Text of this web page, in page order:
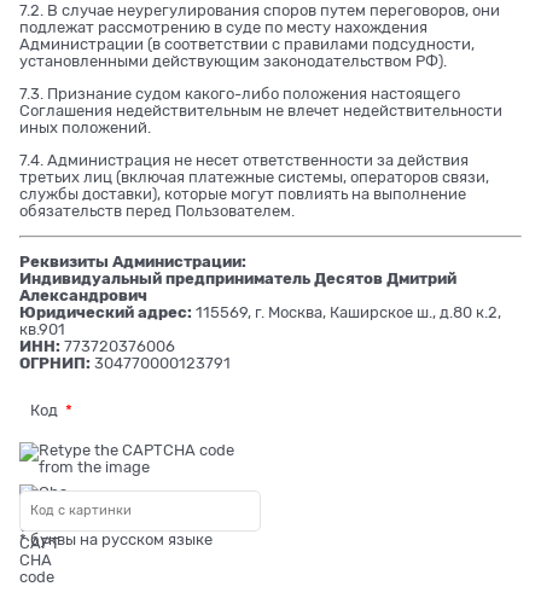
7.2. В случае неурегулирования споров путем переговоров, они
подлежат рассмотрению в суде по месту нахождения
Администрации (в соответствии с правилами подсудности,
установленными действующим законодательством РФ).
7.3. Признание судом какого-либо положения настоящего
Соглашения недействительным не влечет недействительности
иных положений.
7.4. Администрация не несет ответственности за действия
третьих лиц (включая платежные системы, операторов связи,
службы доставки), которые могут повлиять на выполнение
обязательств перед Пользователем.
Реквизиты Администрации:
Индивидуальный предприниматель Десятов Дмитрий
Александрович
Юридический адрес: 115569, г. Москва, Каширское ш., д.80 к.2,
кв.901
ИНН: 773720376006
ОГРНИП: 304770000123791
Код
* буквы на русском языке